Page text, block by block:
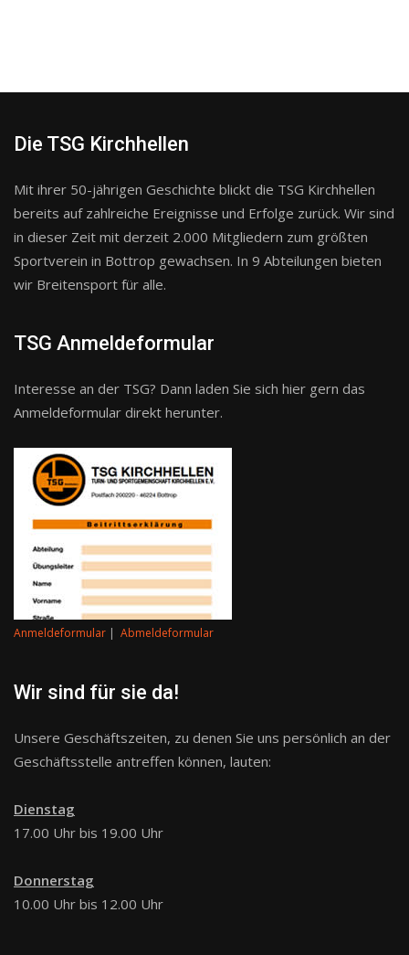
Die TSG Kirchhellen
Mit ihrer 50-jährigen Geschichte blickt die TSG Kirchhellen
bereits auf zahlreiche Ereignisse und Erfolge zurück. Wir sind
in dieser Zeit mit derzeit 2.000 Mitgliedern zum größten
Sportverein in Bottrop gewachsen. In 9 Abteilungen bieten
wir Breitensport für alle.
TSG Anmeldeformular
Interesse an der TSG? Dann laden Sie sich hier gern das
Anmeldeformular direkt herunter.
Anmeldeformular | Abmeldeformular
Wir sind für sie da!
Unsere Geschäftszeiten, zu denen Sie uns persönlich an der
Geschäftsstelle antreffen können, lauten:
Dienstag
17.00 Uhr bis 19.00 Uhr
Donnerstag
10.00 Uhr bis 12.00 Uhr